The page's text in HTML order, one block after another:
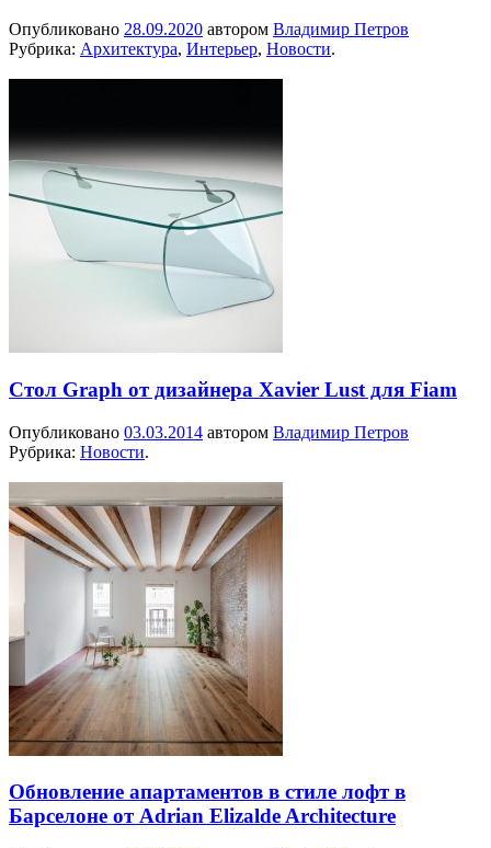
Опубликовано 28.09.2020 автором Владимир Петров
Рубрика: Архитектура, Интерьер, Новости.
Стол Graph от дизайнера Xavier Lust для Fiam
Опубликовано 03.03.2014 автором Владимир Петров
Рубрика: Новости.
Обновление апартаментов в стиле лофт в
Барселоне от Adrian Elizalde Architecture